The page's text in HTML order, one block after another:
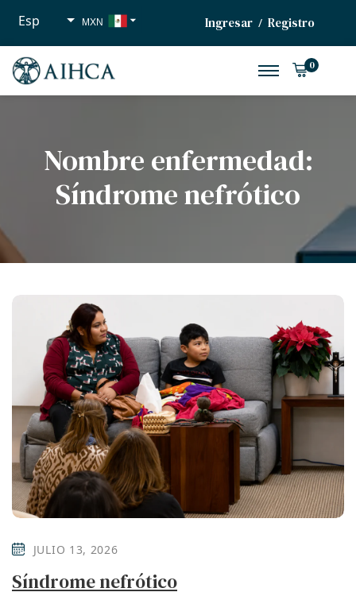
Esp MXN
EUR
Ingresar / Registro
0
Nombre enfermedad:
Síndrome nefrótico
JULIO 13, 2026
Síndrome nefrótico